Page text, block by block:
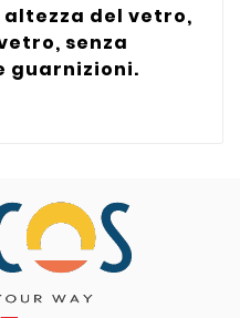
del vetro,
senza
guarnizioni.